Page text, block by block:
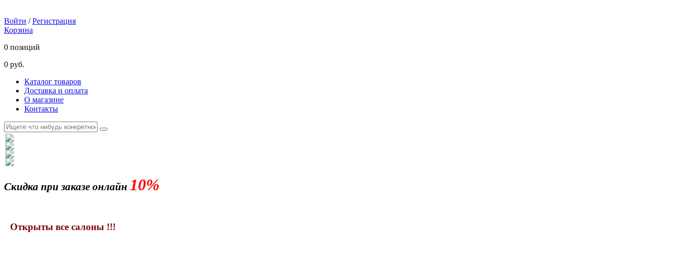
Войти /Регистрация
Корзина
0 позиций
0 руб.
Каталог товаров
Доставка и оплата
О магазине
Контакты
Скидка при заказе онлайн 10%
Открыты все салоны !!!